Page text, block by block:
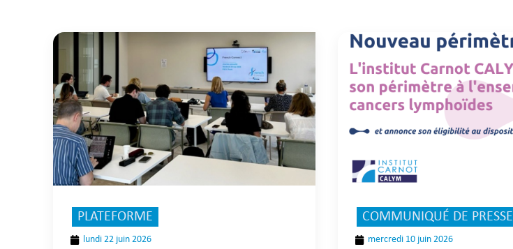
PLATEFORME
lundi 22 juin 2026
COMMUNIQUÉ DE PRESSE
mercredi 10 juin 2026